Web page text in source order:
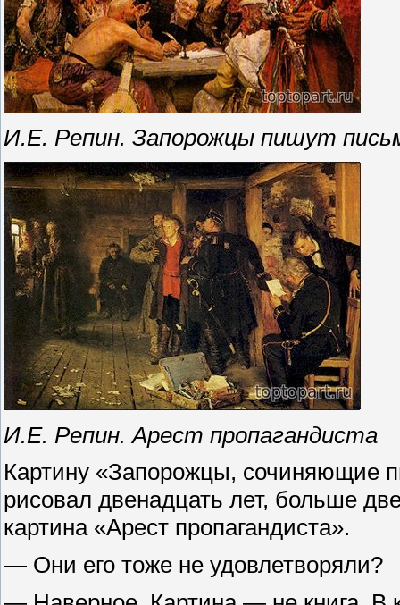
И.Е. Репин. Запорожцы пишут
И.Е. Репин. Арест пропагандиста
Картину «Запорожцы, сочиняющие
рисовал двенадцать лет, больше
картина «Арест пропагандиста».
— Они его тоже не удовлетворяли?